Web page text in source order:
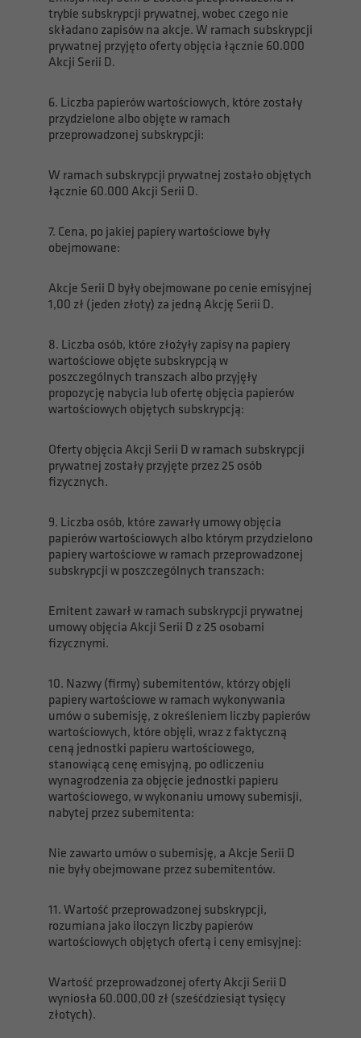
trybie subskrypcji prywatnej, wobec czego nie
składano zapisów na akcje. W ramach subskrypcji
prywatnej przyjęto oferty objęcia łącznie 60.000
Akcji Serii D.
6. Liczba papierów wartościowych, które zostały
przydzielone albo objęte w ramach
przeprowadzonej subskrypcji:
W ramach subskrypcji prywatnej zostało objętych
łącznie 60.000 Akcji Serii D.
7. Cena, po jakiej papiery wartościowe były
obejmowane:
Akcje Serii D były obejmowane po cenie emisyjnej
1,00 zł (jeden złoty) za jedną Akcję Serii D.
8. Liczba osób, które złożyły zapisy na papiery
wartościowe objęte subskrypcją w
poszczególnych transzach albo przyjęły
propozycję nabycia lub ofertę objęcia papierów
wartościowych objętych subskrypcją:
Oferty objęcia Akcji Serii D w ramach subskrypcji
prywatnej zostały przyjęte przez 25 osób
fizycznych.
9. Liczba osób, które zawarły umowy objęcia
papierów wartościowych albo którym przydzielono
papiery wartościowe w ramach przeprowadzonej
subskrypcji w poszczególnych transzach:
Emitent zawarł w ramach subskrypcji prywatnej
umowy objęcia Akcji Serii D z 25 osobami
fizycznymi.
10. Nazwy (firmy) subemitentów, którzy objęli
papiery wartościowe w ramach wykonywania
umów o subemisję, z określeniem liczby papierów
wartościowych, które objęli, wraz z faktyczną
ceną jednostki papieru wartościowego,
stanowiącą cenę emisyjną, po odliczeniu
wynagrodzenia za objęcie jednostki papieru
wartościowego, w wykonaniu umowy subemisji,
nabytej przez subemitenta:
Nie zawarto umów o subemisję, a Akcje Serii D
nie były obejmowane przez subemitentów.
11. Wartość przeprowadzonej subskrypcji,
rozumiana jako iloczyn liczby papierów
wartościowych objętych ofertą i ceny emisyjnej:
Wartość przeprowadzonej oferty Akcji Serii D
wyniosła 60.000,00 zł (sześćdziesiąt tysięcy
złotych).